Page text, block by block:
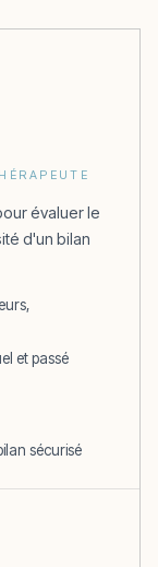
évaluer le
d'un bilan
et passé
sécurisé